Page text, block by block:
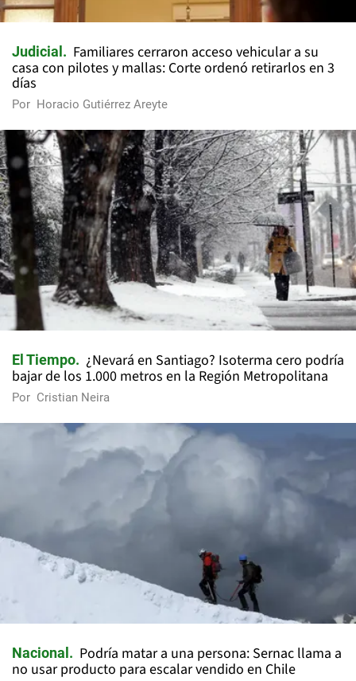
Judicial
Familiares cerraron acceso vehicular a su
casa con pilotes y mallas: Corte ordenó retirarlos en 3
días
Por Horacio Gutiérrez Areyte
El Tiempo
¿Nevará en Santiago? Isoterma cero podría
bajar de los 1.000 metros en la Región Metropolitana
Por Cristian Neira
Nacional
Podría matar a una persona: Sernac llama a
no usar producto para escalar vendido en Chile